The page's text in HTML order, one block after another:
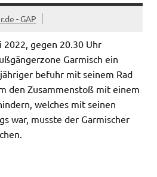
- GAP
2022, gegen 20.30 Uhr
Garmisch ein
befuhr mit seinem Rad
den Zusammenstoß mit einem
welches mit seinen
war, musste der Garmischer